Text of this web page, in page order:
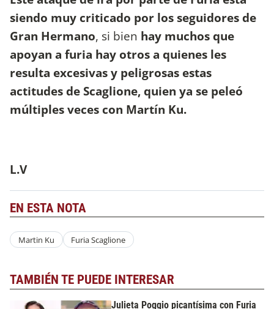
siendo muy criticado por los seguidores de
Gran Hermano, si bien hay muchos que
apoyan a furia hay otros a quienes les
resulta excesivas y peligrosas estas
actitudes de Scaglione, quien ya se peleó
múltiples veces con Martín Ku.
L.V
EN ESTA NOTA
Martin Ku Furia Scaglione
TAMBIÉN TE PUEDE INTERESAR
Julieta Poggio picantísima con Furia